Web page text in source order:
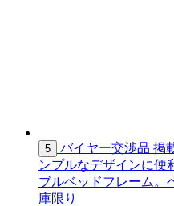
5 バイヤー交渉品 掲
ンプルなデザインに便
ブルベッドフレーム。
庫限り